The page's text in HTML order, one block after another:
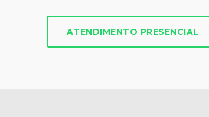
ATENDIMENTO PRESENCIAL